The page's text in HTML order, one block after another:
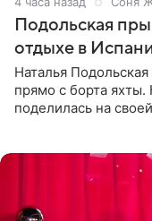
Подольская
отдыхе в
Наталья
прямо с борта яхты.
поделилась на